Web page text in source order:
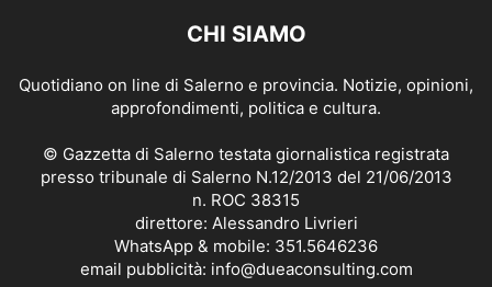
CHI SIAMO
Quotidiano on line di Salerno e provincia. Notizie, opinioni,
approfondimenti, politica e cultura.
© Gazzetta di Salerno testata giornalistica registrata
presso tribunale di Salerno N.12/2013 del 21/06/2013
n. ROC 38315
direttore: Alessandro Livrieri
WhatsApp & mobile: 351.5646236
email pubblicità: info@dueaconsulting.com